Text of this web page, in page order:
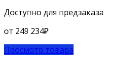
Доступно для предзаказа
от 249 234₽
Просмотр товара